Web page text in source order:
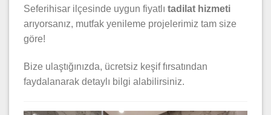
Seferihisar ilçesinde uygun fiyatlı tadilat hizmeti
arıyorsanız, mutfak yenileme projelerimiz tam size
göre!
Bize ulaştığınızda, ücretsiz keşif fırsatından
faydalanarak detaylı bilgi alabilirsiniz.